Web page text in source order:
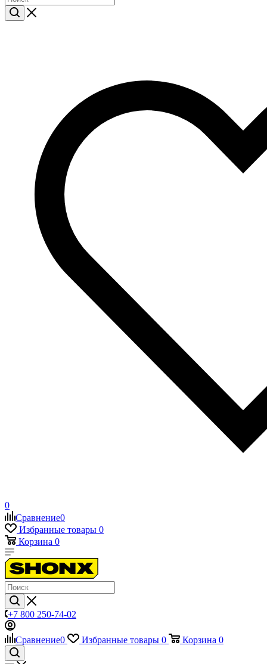
0
Сравнение0
Избранные товары 0
Корзина 0
+7 800 250-74-02
Сравнение0 Избранные товары 0 Корзина 0